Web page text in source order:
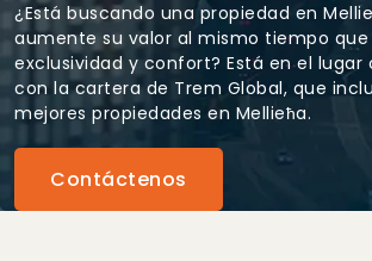
¿Está buscando una propiedad en
aumente su valor al mismo tiempo que
exclusividad y confort? Está en el lugar
con la cartera de Trem Global, que
mejores propiedades en Mellieħa.
Contáctenos